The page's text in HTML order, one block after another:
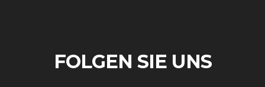
FOLGEN SIE UNS